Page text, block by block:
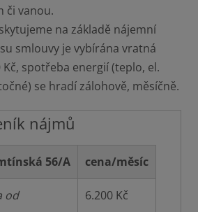
či vanou.
na základě nájemní
smlouvy je vybírána vratná
Kč, spotřeba energií (teplo, el.
se hradí zálohově, měsíčně.
nájmů
56/A cena/měsíc
od 6.200 Kč